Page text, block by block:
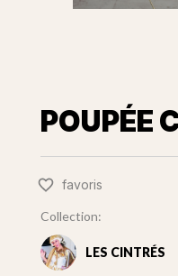
POUPÉE
favoris
Collection:
LES CINTRÉS